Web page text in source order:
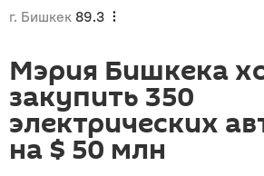
г. Бишкек 89.3
Мэрия Бишкека
закупить 350
электрических
на $ 50 млн